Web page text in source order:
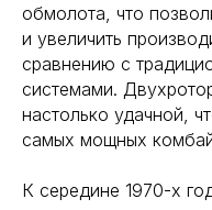
обмолота, что
и увеличить
сравнению с
системами.
настолько удачной,
самых мощных
К середине 1970-х